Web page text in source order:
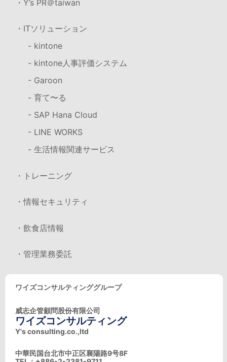
・Y’s PR＠taiwan
・ITソリューション
- kintone
- kintone人事評価システム
- Garoon
- 育て〜る
- SAP Hana Cloud
- LINE WORKS
- 生活情報関連サービス
・トレーニング
・情報セキュリティ
・飲食店情報
・管理業務委託
ワイズコンサルティンググループ
威志企管顧問股份有限公司
ワイズコンサルティング
Y's consulting.co.,ltd
中華民国台北市中正区襄陽路9号8F